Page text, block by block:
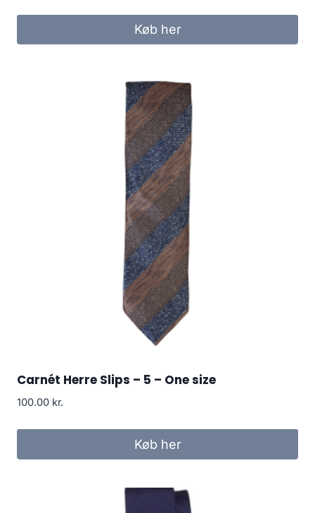
Køb her
Carnét Herre Slips – 5 – One size
100.00 kr.
Køb her